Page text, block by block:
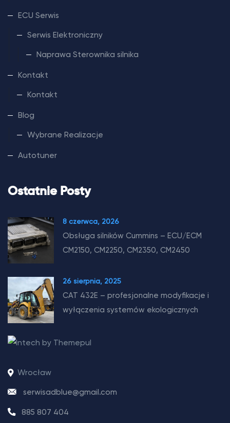
ECU Serwis
Serwis Elektroniczny
Naprawa Sterownika silnika
Kontakt
Kontakt
Blog
Wybrane Realizacje
Autotuner
Ostatnie Posty
8 czerwca, 2026
Obsługa silników Cummins – ECU/ECM
CM2150, CM2250, CM2350, CM2450
26 sierpnia, 2025
CAT 432E – profesjonalne modyfikacje i
wyłączenia systemów ekologicznych
Wrocław
serwisadblue@gmail.com
885 807 404